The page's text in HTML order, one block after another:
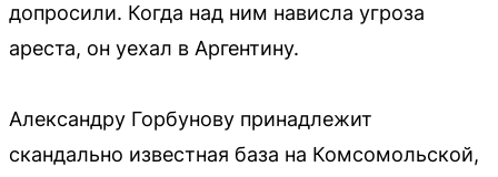
допросили. Когда над ним нависла угроза
ареста, он уехал в Аргентину.
Александру Горбунову принадлежит
скандально известная база на Комсомольской,